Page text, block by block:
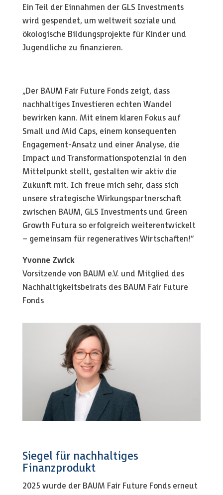
Ein Teil der Einnahmen der GLS Investments
wird gespendet, um weltweit soziale und
ökologische Bildungsprojekte für Kinder und
Jugendliche zu finanzieren.
„Der BAUM Fair Future Fonds zeigt, dass
nachhaltiges Investieren echten Wandel
bewirken kann. Mit einem klaren Fokus auf
Small und Mid Caps, einem konsequenten
Engagement-Ansatz und einer Analyse, die
Impact und Transformationspotenzial in den
Mittelpunkt stellt, gestalten wir aktiv die
Zukunft mit. Ich freue mich sehr, dass sich
unsere strategische Wirkungspartnerschaft
zwischen BAUM, GLS Investments und Green
Growth Futura so erfolgreich weiterentwickelt
– gemeinsam für regeneratives Wirtschaften!“
Yvonne Zwick
Vorsitzende von BAUM e.V. und Mitglied des
Nachhaltigkeitsbeirats des BAUM Fair Future
Fonds
Siegel für nachhaltiges
Finanzprodukt
2025 wurde der BAUM Fair Future Fonds erneut